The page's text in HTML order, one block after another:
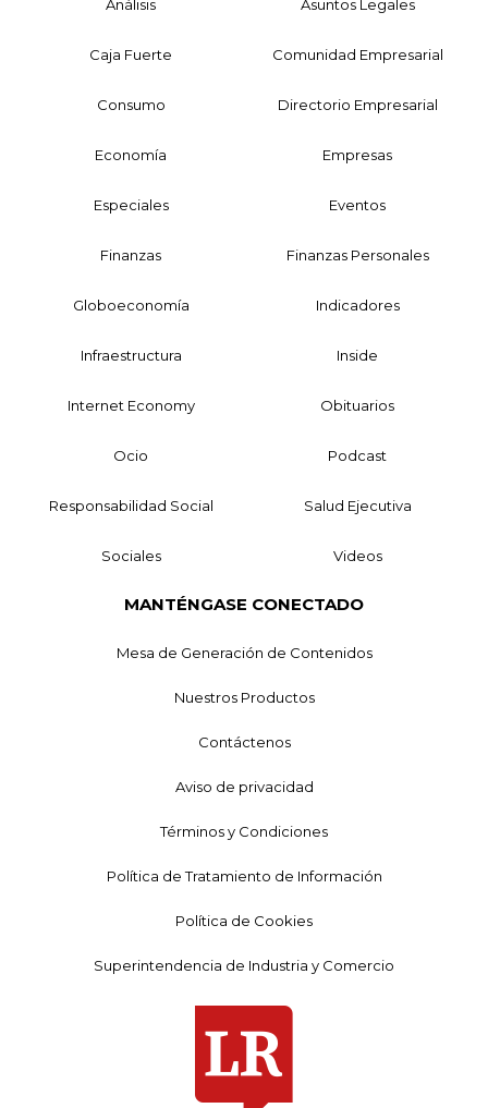
Análisis Asuntos Legales
Caja Fuerte Comunidad Empresarial
Consumo Directorio Empresarial
Economía Empresas
Especiales Eventos
Finanzas Finanzas Personales
Globoeconomía Indicadores
Infraestructura Inside
Internet Economy Obituarios
Ocio Podcast
Responsabilidad Social Salud Ejecutiva
Sociales Videos
MANTÉNGASE CONECTADO
Mesa de Generación de Contenidos
Nuestros Productos
Contáctenos
Aviso de privacidad
Términos y Condiciones
Política de Tratamiento de Información
Política de Cookies
Superintendencia de Industria y Comercio